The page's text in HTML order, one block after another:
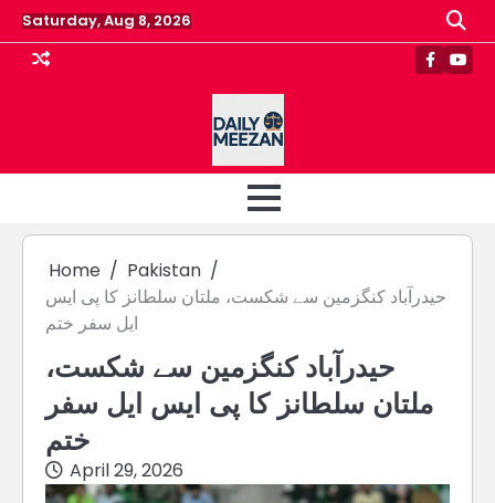
Skip
to
content
Saturday, Aug 8, 2026
Home
Pakistan
حیدرآباد کنگزمین سے شکست، ملتان سلطانز کا پی ایس
ایل سفر ختم
حیدرآباد کنگزمین سے شکست،
ملتان سلطانز کا پی ایس ایل سفر
ختم
April 29, 2026